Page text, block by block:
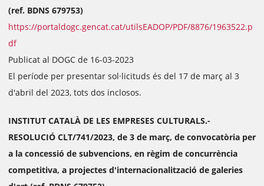
(ref. BDNS 679753)
https://portaldogc.gencat.cat/utilsEADOP/PDF/8876/1963522.p
df
Publicat al DOGC de 16-03-2023
El període per presentar sol·licituds és del 17 de març al 3
d'abril del 2023, tots dos inclosos.
INSTITUT CATALÀ DE LES EMPRESES CULTURALS.-
RESOLUCIÓ CLT/741/2023, de 3 de març, de convocatòria per
a la concessió de subvencions, en règim de concurrència
competitiva, a projectes d'internacionalització de galeries